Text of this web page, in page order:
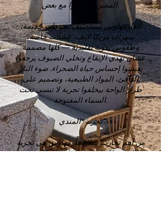
المصرية بيتلاقوا مع بعض.
الفارمهاوس بيستضيف تجمعات حميمة،
سهرات مزيكا لايف، عشاّات خاصة،
وطقوس بدوية تقليدية — كلها مصممة
عشان تهدي الإيقاع وتخلي الضيوف يرجعوا
يعيشوا إحساس حياة الصحراء. ضوء النار
الدافئ، المواد الطبيعية، وتصميم على
طراز الواحة بيخلقوا تجربة لا تنسى تحت
السماء المفتوحة.
تجربة “المندي”
من أهم تجارب سلام فارمهاوس هي تجربة
**المندي**. باستخدام طريقة طبخ بدوية